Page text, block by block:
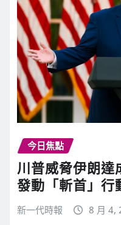
今日焦點
川普威脅伊朗達
發動「斬首」行
新一代時報 8 月 4,